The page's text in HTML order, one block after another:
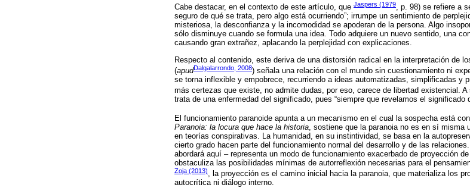
Cabe destacar, en el contexto de este artículo, que Jaspers (1979, p. 98) se refiere a
seguro de qué se trata, pero algo está ocurriendo”; irrumpe un sentimiento de
misteriosa, la desconfianza y la incomodidad se apoderan de la persona. Algo
sólo disminuye cuando se formula una idea. Todo adquiere un nuevo sentido, una
causando gran extrañez, aplacando la perplejidad con explicaciones.
Respecto al contenido, este deriva de una distorsión radical en la interpretación de
(apudDalgalarrondo, 2008) señala una relación con el mundo sin cuestionamiento ni
se torna inflexible y empobrece, recurriendo a ideas automatizadas, simplificadas y
más certezas que existe, no admite dudas, por eso, carece de libertad existencial. A
trata de una enfermedad del significado, pues “siempre que revelamos el significado
El funcionamiento paranoide apunta a un mecanismo en el cual la sospecha está
Paranoia: la locura que hace la historia , sostiene que la paranoia no es en sí
en teorías conspirativas. La humanidad, en su instintividad, se basa en la
cierto grado hacen parte del funcionamiento normal del desarrollo y de las
abordará aquí – representa un modo de funcionamiento exacerbado de proyección
obstaculiza las posibilidades mínimas de autorreflexión necesarias para el
Zoja (2013), la proyección es el camino inicial hacia la paranoia, que materializa los
autocrítica ni diálogo interno.